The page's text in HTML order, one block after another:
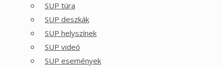
SUP túra
SUP deszkák
SUP helyszínek
SUP videó
SUP események